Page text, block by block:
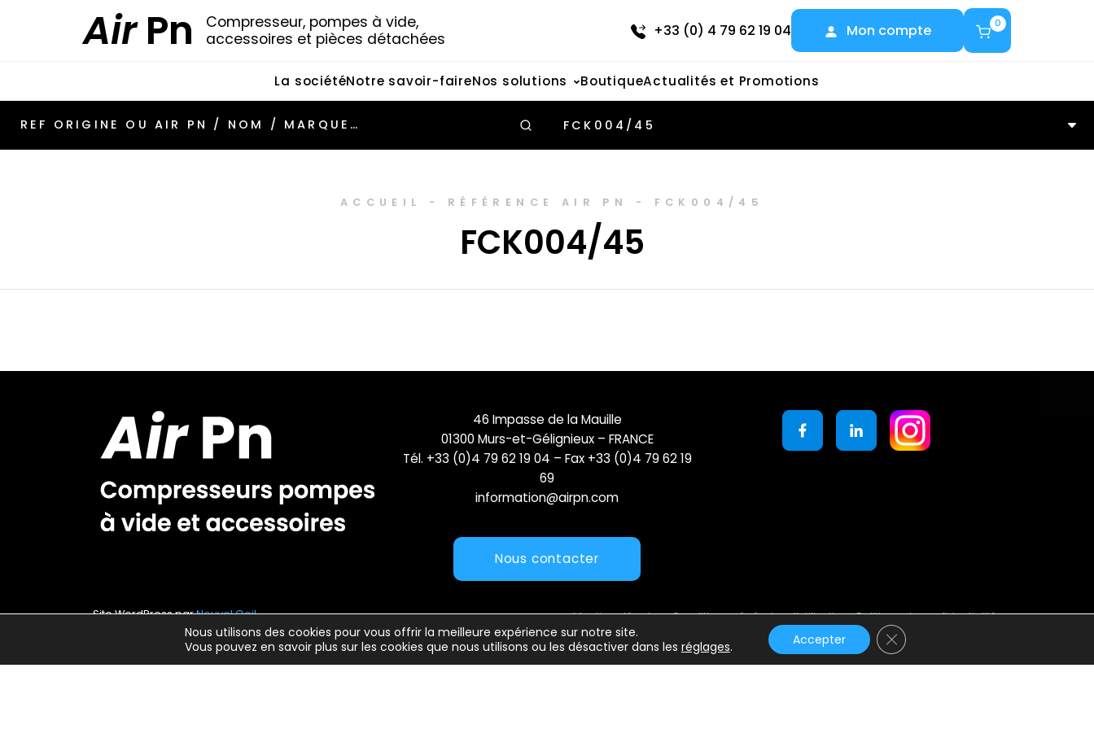
AirPn
Compresseur, pompes à vide,
accessoires et pièces détachées
+33 (0) 4 79 62 19 04 Mon compte 0
La sociétéNotre savoir-faireNos solutions BoutiqueActualités et Promotions
FCK004/45
ACCUEIL - RÉFÉRENCE AIR PN - FCK004/45
FCK004/45
Nous utilisons des cookies pour vous offrir la meilleure expérience sur notre site.
Vous pouvez en savoir plus sur les cookies que nous utilisons ou les désactiver dans les réglages. Accepter Fermer la bannière des cookies
46 Impasse de la Mauille
01300 Murs-et-Gélignieux – FRANCE
Tél. +33 (0)4 79 62 19 04 – Fax +33 (0)4 79 62 19
69
information@airpn.com
Nous contacter
Site WordPress parNouvel Oeil Mentions légales Conditions générales d’utilisation Politique de confidentialité